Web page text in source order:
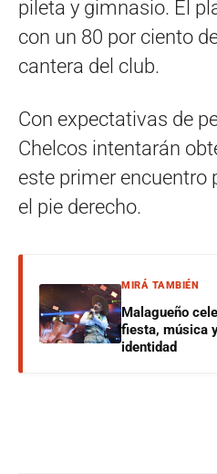
pileta y gimnasio. El
con un 80 por ciento
cantera del club.
Con expectativas de
Chelcos intentarán
este primer encuentro
el pie derecho.
MIRÁ TAMBIÉN
Malagueño
fiesta, música
identidad